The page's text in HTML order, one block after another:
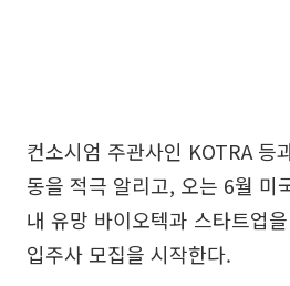
컨소시엄 주관사인 KOTRA 등
동을 적극 알리고, 오는 6월 미
내 유망 바이오텍과 스타트업
입주사 모집을 시작한다.